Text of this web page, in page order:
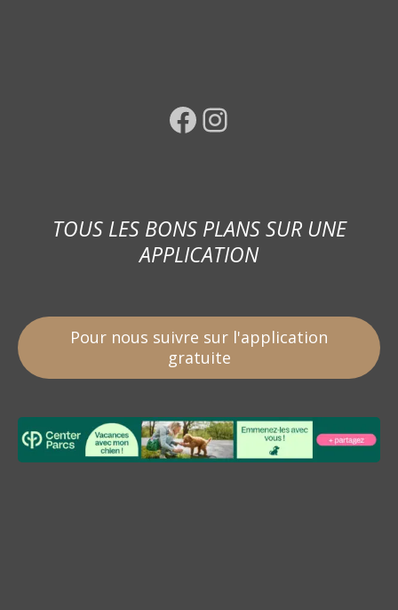
Facebook Instagram
TOUS LES BONS PLANS SUR UNE
APPLICATION
Pour nous suivre sur l'application
gratuite